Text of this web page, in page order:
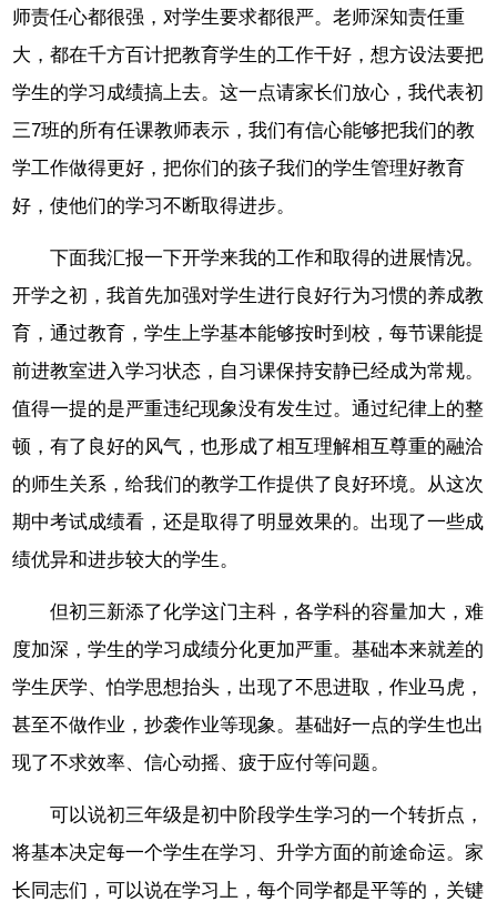
师责任心都很强，对学生要求都很严。老师深知责任重
大，都在千方百计把教育学生的工作干好，想方设法要把
学生的学习成绩搞上去。这一点请家长们放心，我代表初
三7班的所有任课教师表示，我们有信心能够把我们的教
学工作做得更好，把你们的孩子我们的学生管理好教育
好，使他们的学习不断取得进步。
下面我汇报一下开学来我的工作和取得的进展情况。
开学之初，我首先加强对学生进行良好行为习惯的养成教
育，通过教育，学生上学基本能够按时到校，每节课能提
前进教室进入学习状态，自习课保持安静已经成为常规。
值得一提的是严重违纪现象没有发生过。通过纪律上的整
顿，有了良好的风气，也形成了相互理解相互尊重的融洽
的师生关系，给我们的教学工作提供了良好环境。从这次
期中考试成绩看，还是取得了明显效果的。出现了一些成
绩优异和进步较大的学生。
但初三新添了化学这门主科，各学科的容量加大，难
度加深，学生的学习成绩分化更加严重。基础本来就差的
学生厌学、怕学思想抬头，出现了不思进取，作业马虎，
甚至不做作业，抄袭作业等现象。基础好一点的学生也出
现了不求效率、信心动摇、疲于应付等问题。
可以说初三年级是初中阶段学生学习的一个转折点，
将基本决定每一个学生在学习、升学方面的前途命运。家
长同志们，可以说在学习上，每个同学都是平等的，关键